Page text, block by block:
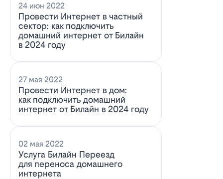
24 июн 2022
Провести Интернет в частный
сектор: как подключить
домашний интернет от Билайн
в 2024 году
27 мая 2022
Провести Интернет в дом:
как подключить домашний
интернет от Билайн в 2024 году
02 мая 2022
Услуга Билайн Переезд
для переноса домашнего
интернета